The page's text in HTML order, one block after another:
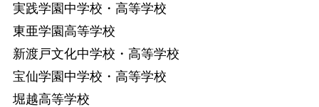
実践学園中学校・高等学校
東亜学園高等学校
新渡戸文化中学校・高等学校
宝仙学園中学校・高等学校
堀越高等学校